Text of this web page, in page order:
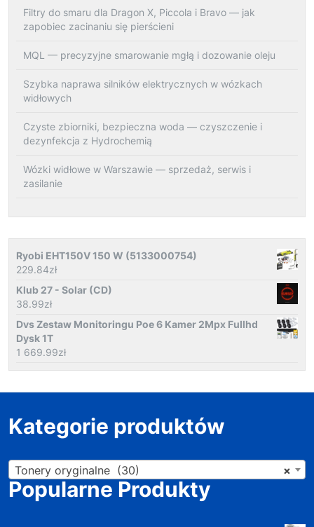
Filtry do smaru dla Dragon X, Piccola i Bravo — jak
zapobiec zacinaniu się pierścieni
MQL — precyzyjne smarowanie mgłą i dozowanie oleju
Szybka naprawa silników elektrycznych w wózkach
widłowych
Czyste zbiorniki, bezpieczna woda — czyszczenie i
dezynfekcja z Hydrochemią
Wózki widłowe w Warszawie — sprzedaż, serwis i
zasilanie
Ryobi EHT150V 150 W (5133000754)
229.84zł
Klub 27 - Solar (CD)
38.99zł
Dvs Zestaw Monitoringu Poe 6 Kamer 2Mpx Fullhd
Dysk 1T
1 669.99zł
Kategorie produktów
×
Tonery oryginalne (30)
Popularne Produkty